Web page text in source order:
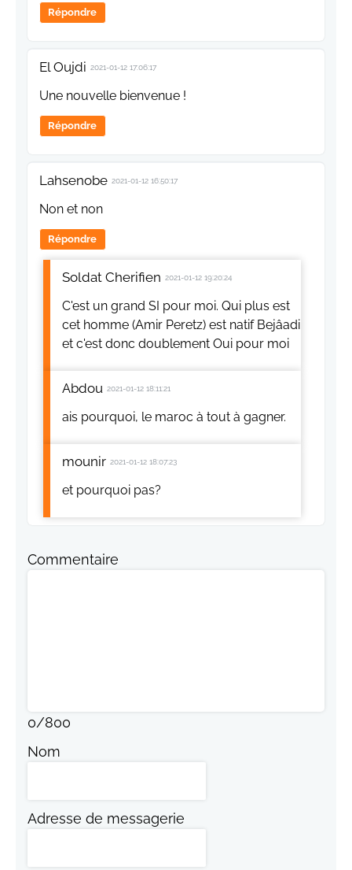
Répondre
El Oujdi 2021-01-12 17:06:17
Une nouvelle bienvenue !
Répondre
Lahsenobe 2021-01-12 16:50:17
Non et non
Répondre
Soldat Cherifien 2021-01-12 19:20:24
C'est un grand SI pour moi. Qui plus est
cet homme (Amir Peretz) est natif Bejâadi
et c'est donc doublement Oui pour moi
Abdou 2021-01-12 18:11:21
ais pourquoi, le maroc à tout à gagner.
mounir 2021-01-12 18:07:23
et pourquoi pas?
Commentaire
0/800
Nom
Adresse de messagerie